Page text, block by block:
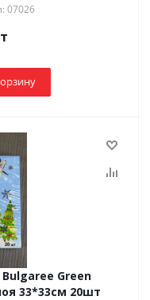
07026
Green
33*33см 20шт